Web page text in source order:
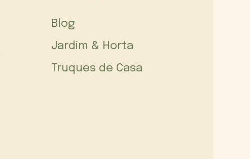
Blog
Jardim & Horta
Truques de Casa